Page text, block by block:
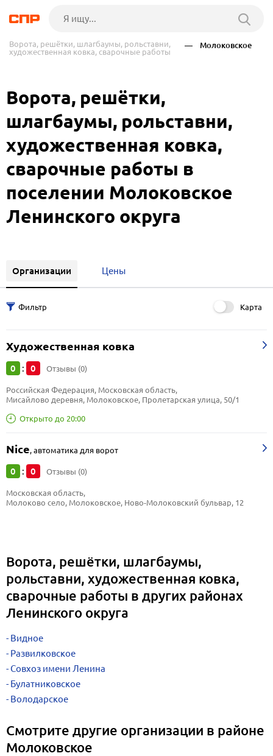
Ворота, решётки, шлагбаумы, рольставни,
художественная ковка, сварочные работы
— Молоковское
Ворота, решётки,
шлагбаумы, рольставни,
художественная ковка,
сварочные работы в
поселении Молоковское
Ленинского округа
Организации Цены
Карта
Художественная ковка
0 : 0 Отзывы (0)
Открыто до 20:00
Российская Федерация, Московская область,
Мисайлово деревня, Молоковское, Пролетарская улица, 50/1
Nice,автоматика для ворот
0 : 0 Отзывы (0)
Московская область,
Молоково село, Молоковское, Ново-Молоковский бульвар, 12
Ворота, решётки, шлагбаумы,
рольставни, художественная ковка,
сварочные работы в других районах
Ленинского округа
Видное
Развилковское
Совхоз имени Ленина
Булатниковское
Володарское
Смотрите другие организации в районе
Молоковское